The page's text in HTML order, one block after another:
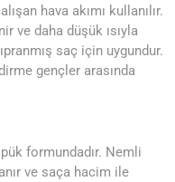
hava akımı kullanılır.
ve daha düşük ısıyla
saç için uygundur.
gençler arasında
formundadır. Nemli
ve saça hacim ile